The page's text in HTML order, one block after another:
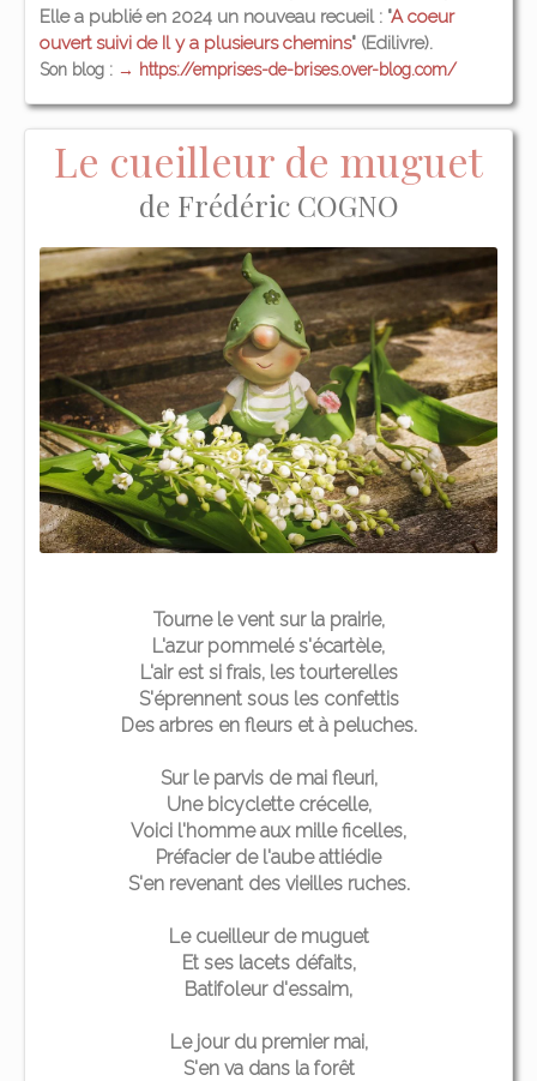
Elle a publié en 2024 un nouveau recueil : "A coeur
ouvert suivi de Il y a plusieurs chemins" (Edilivre).
Son blog : → https://emprises-de-brises.over-blog.com/
Le cueilleur de muguet
de Frédéric COGNO
Tourne le vent sur la prairie,
L'azur pommelé s'écartèle,
L'air est si frais, les tourterelles
S'éprennent sous les confettis
Des arbres en fleurs et à peluches.
Sur le parvis de mai fleuri,
Une bicyclette crécelle,
Voici l'homme aux mille ficelles,
Préfacier de l'aube attiédie
S'en revenant des vieilles ruches.
Le cueilleur de muguet
Et ses lacets défaits,
Batifoleur d'essaim,
Le jour du premier mai,
S'en va dans la forêt